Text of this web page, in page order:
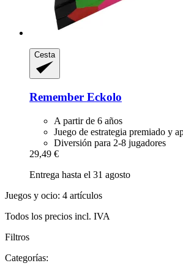
Cesta
Remember Eckolo
A partir de 6 años
Juego de estrategia premiado y
Diversión para 2-8 jugadores
29,49 €
Entrega hasta el 31 agosto
Juegos y ocio: 4 artículos
Todos los precios incl. IVA
Filtros
Categorías: